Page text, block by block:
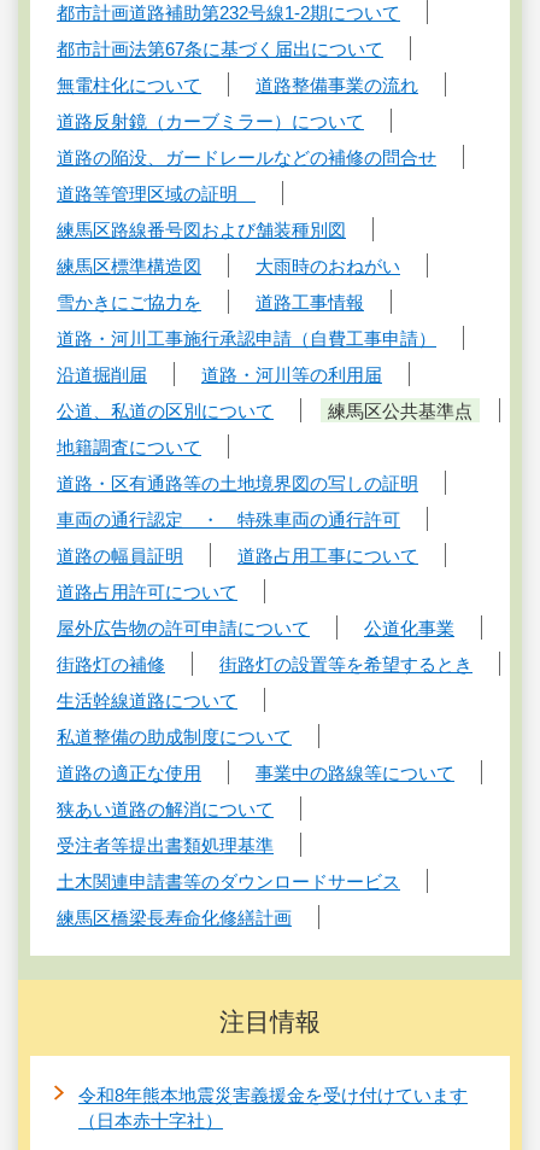
都市計画道路補助第232号線1-2期について
都市計画法第67条に基づく届出について
無電柱化について
道路整備事業の流れ
道路反射鏡（カーブミラー）について
道路の陥没、ガードレールなどの補修の問合せ
道路等管理区域の証明
練馬区路線番号図および舗装種別図
練馬区標準構造図
大雨時のおねがい
雪かきにご協力を
道路工事情報
道路・河川工事施行承認申請（自費工事申請）
沿道掘削届
道路・河川等の利用届
公道、私道の区別について
練馬区公共基準点
地籍調査について
道路・区有通路等の土地境界図の写しの証明
車両の通行認定 ・ 特殊車両の通行許可
道路の幅員証明
道路占用工事について
道路占用許可について
屋外広告物の許可申請について
公道化事業
街路灯の補修
街路灯の設置等を希望するとき
生活幹線道路について
私道整備の助成制度について
道路の適正な使用
事業中の路線等について
狭あい道路の解消について
受注者等提出書類処理基準
土木関連申請書等のダウンロードサービス
練馬区橋梁長寿命化修繕計画
注目情報
令和8年熊本地震災害義援金を受け付けています
（日本赤十字社）